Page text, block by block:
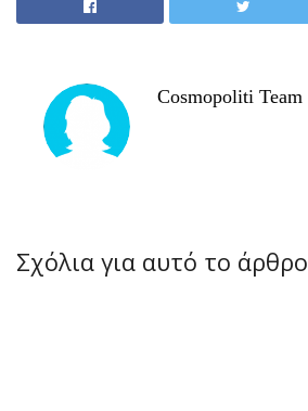
Cosmopoliti Team
Σχόλια για αυτό το άρθρο